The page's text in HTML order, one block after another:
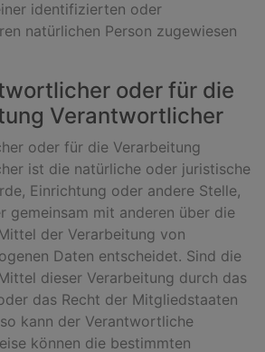
identifizierten oder
natürlichen Person zugewiesen
oder für die
Verantwortlicher
oder für die Verarbeitung
ist die natürliche oder juristische
Einrichtung oder andere Stelle,
gemeinsam mit anderen über die
der Verarbeitung von
Daten entscheidet. Sind die
dieser Verarbeitung durch das
das Recht der Mitgliedstaaten
kann der Verantwortliche
können die bestimmten